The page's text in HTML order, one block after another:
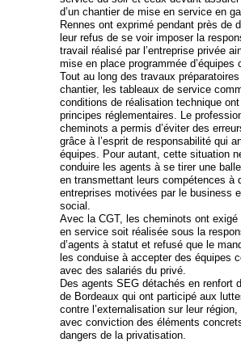
d’un chantier de mise en service en
Rennes ont exprimé pendant près de
leur refus de se voir imposer la
travail réalisé par l’entreprise privée
mise en place programmée d’équipes
Tout au long des travaux
chantier, les tableaux de service
conditions de réalisation technique
principes réglementaires. Le
cheminots a permis d’éviter des
grâce à l’esprit de responsabilité qui
équipes. Pour autant, cette situation
conduire les agents à se tirer une
en transmettant leurs compétences à
entreprises motivées par le business
social.
Avec la CGT, les cheminots ont exigé
en service soit réalisée sous la
d’agents à statut et refusé que le
les conduise à accepter des équipes
avec des salariés du privé.
Des agents SEG détachés en renfort
de Bordeaux qui ont participé aux
contre l’externalisation sur leur
avec conviction des éléments
dangers de la privatisation.